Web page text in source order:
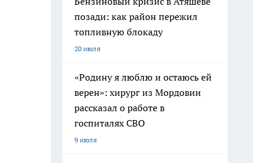
позади: как район пережил
топливную блокаду
20 июля
«Родину я люблю и остаюсь ей
верен»: хирург из Мордовии
рассказал о работе в
госпиталях СВО
9 июля